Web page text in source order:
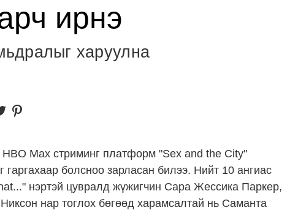
ирнэ
харуулна
Max стриминг платформ "Sex and the City"
гаргахаар болсноо зарласан билээ. Нийт 10 ангиас
нэртэй цувралд жүжигчин Сара Жессика Паркер,
нар тоглох бөгөөд харамсалтай нь Саманта